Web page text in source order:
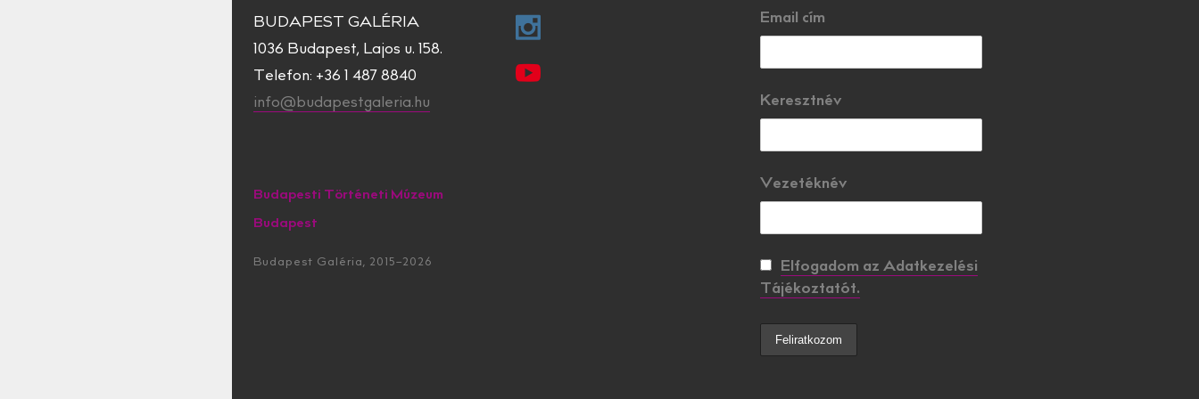
BUDAPEST GALÉRIA
1036 Budapest, Lajos u. 158.
Telefon: +36 1 487 8840
info@budapestgaleria.hu
Budapesti Történeti Múzeum
Budapest
Budapest Galéria, 2015–2026
Email cím
Keresztnév
Vezetéknév
Elfogadom az Adatkezelési
Tájékoztatót.